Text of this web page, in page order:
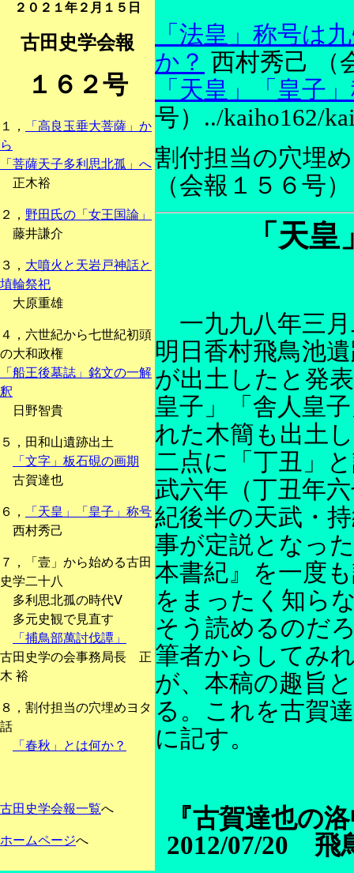
２０２１年２月１５日
古田史学会報
１６２号
１，
「高良玉垂大菩薩」か
ら
「菩薩天子多利思北孤」へ
正木裕
２， 野田氏の「女王国論」
藤井謙介
３， 大噴火と天岩戸神話と
埴輪祭祀
大原重雄
４，六世紀から七世紀初頭
の大和政権
「船王後墓誌」銘文の一解
釈
日野智貴
５，田和山遺跡出土
「文字」板石硯の画期
古賀達也
６，
「天皇」「皇子」称号
西村秀己
７，「壹」から始める古田
史学二十八
多利思北孤の時代Ⅴ
多元史観で見直す
「捕鳥部萬討伐譚」
古田史学の会事務局長 正
木 裕
８，割付担当の穴埋めヨタ
話
「春秋」とは何か？
古田史学会報一覧へ
ホームページへ
「法皇」称号は
か？ 西村秀己 （
「天皇」「皇子
号）../kaiho162/
割付担当の穴埋
（会報１５６号）
「天
一九九八年三月
明日香村飛鳥池
が出土したと発
皇子」「舎人皇
れた木簡も出土
二点に「丁丑」
武六年（丁丑年
紀後半の天武・
事が定説となっ
本書紀』を一度
をまったく知ら
そう読めるのだ
筆者からしてみ
が、本稿の趣旨
る。これを古賀
に記す。
『古賀達也の
2012/07/20 飛